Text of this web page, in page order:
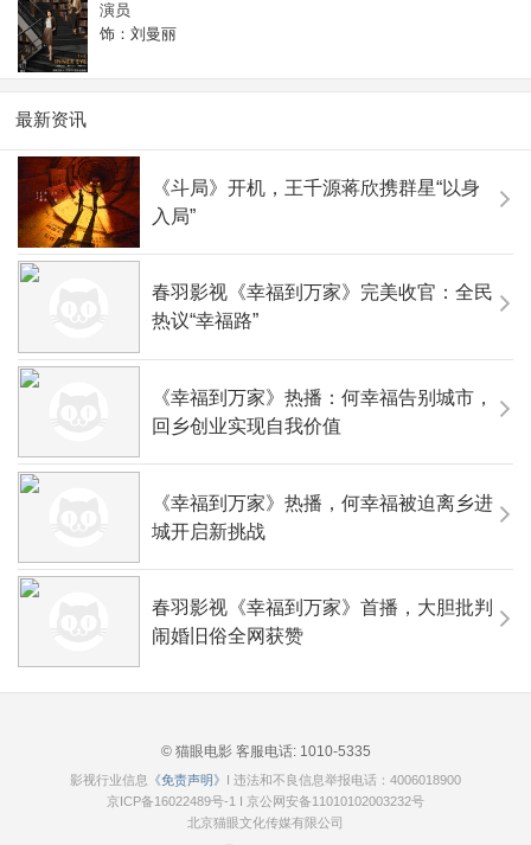
演员
饰：刘曼丽
最新资讯
《斗局》开机，王千源蒋欣携群星“以身
入局”
春羽影视《幸福到万家》完美收官：全民
热议“幸福路”
《幸福到万家》热播：何幸福告别城市，
回乡创业实现自我价值
《幸福到万家》热播，何幸福被迫离乡进
城开启新挑战
春羽影视《幸福到万家》首播，大胆批判
闹婚旧俗全网获赞
© 猫眼电影 客服电话:1010-5335
影视行业信息 《免责声明》
I 违法和不良信息举报电话：4006018900
京ICP备16022489号-1
京公网安备11010102003232号
北京猫眼文化传媒有限公司